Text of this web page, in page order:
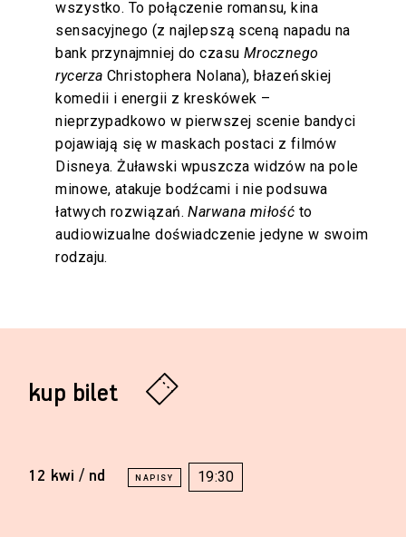
kup bilet
12 kwi / nd 19:30
wszystko. To połączenie romansu, kina
sensacyjnego (z najlepszą sceną napadu na
bank przynajmniej do czasu Mrocznego
rycerza Christophera Nolana), błazeńskiej
komedii i energii z kreskówek –
nieprzypadkowo w pierwszej scenie bandyci
pojawiają się w maskach postaci z filmów
Disneya. Żuławski wpuszcza widzów na pole
minowe, atakuje bodźcami i nie podsuwa
łatwych rozwiązań.Narwana miłość to
audiowizualne doświadczenie jedyne w swoim
rodzaju.